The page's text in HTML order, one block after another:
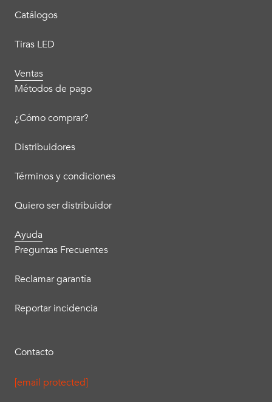
Catálogos
Tiras LED
Ventas
Métodos de pago
¿Cómo comprar?
Distribuidores
Términos y condiciones
Quiero ser distribuidor
Ayuda
Preguntas Frecuentes
Reclamar garantía
Reportar incidencia
Contacto
[email protected]